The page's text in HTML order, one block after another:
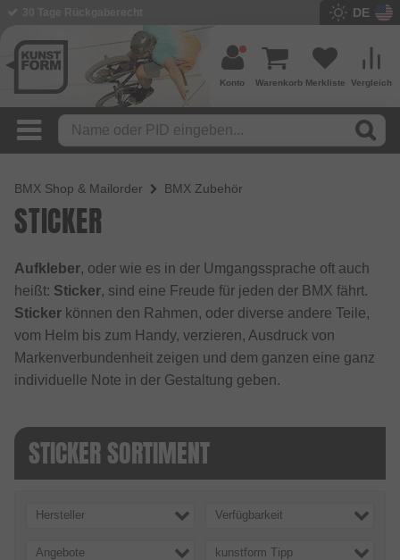
DE
Vergleich
Merkliste
Warenkorb
Konto
BMX Shop & Mailorder BMX Zubehör
STICKER
Aufkleber, oder wie es in der Umgangssprache oft auch
heißt: Sticker, sind eine Freude für jeden der BMX fährt.
Sticker können den Rahmen, oder diverse andere Teile,
vom Helm bis zum Handy, verzieren, Ausdruck von
Markenverbundenheit zeigen und dem ganzen eine ganz
individuelle Note in der Gestaltung geben.
STICKER SORTIMENT
Hersteller Verfügbarkeit
Angebote kunstform Tipp